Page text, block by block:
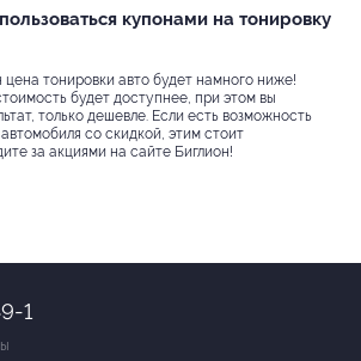
купонами на тонировку
тонировки авто будет намного ниже!
будет доступнее, при этом вы
только дешевле. Если есть возможность
со скидкой, этим стоит
за акциями на сайте Биглион!
1